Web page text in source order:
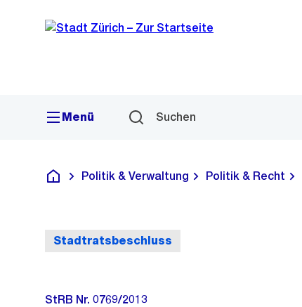
Navigation
Sprunglink
Menü Suchen
Deutsch
Politik & Verwaltung Politik & Recht
Stadtratsbeschluss
StRB Nr. 0769/2013